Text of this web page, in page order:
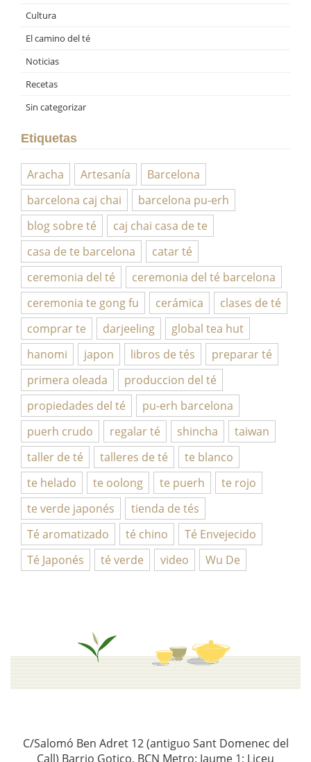
Cultura
El camino del té
Noticias
Recetas
Sin categorizar
Etiquetas
Aracha Artesanía
Barcelona
barcelona caj chai
barcelona pu-erh
blog sobre té
caj chai casa de te
casa de te barcelona
catar té
ceremonia del té
ceremonia del té barcelona
ceremonia te gong fu
cerámica
clases de té
comprar te
darjeeling
global tea hut
hanomi
japon libros de tés
preparar té
primera oleada
produccion del té
propiedades del té
pu-erh barcelona
puerh crudo
regalar té shincha
taiwan
taller de té
talleres de té
te blanco
te helado
te oolong te puerh
te rojo
te verde japonés
tienda de tés
Té aromatizado
té chino
Té Envejecido
Té Japonés
té verde video Wu De
C/Salomó Ben Adret 12 (antiguo Sant Domenec del
Call) Barrio Gotico, BCN Metro: Jaume 1; Liceu